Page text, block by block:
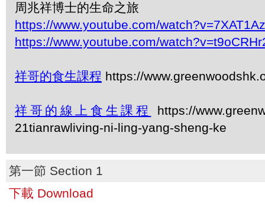
周兆祥博士的生命之旅
https://www.youtube.com/
https://www.youtube.com/
祥哥的食生課程 https://
祥哥的線上食生課程
https://
21tianrawliving-ni-ling-yang-sheng-ke
第一節 Section 1
下載 Download